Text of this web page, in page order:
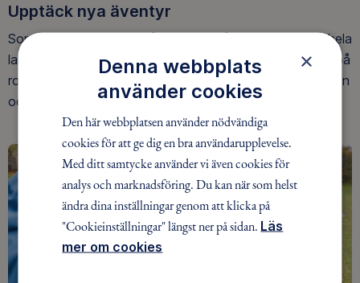
Upptäck nya äventyr
Som medlem har du tillgång till alla våra äventyr, över hela
landet. Våra ideella ledare guidar barn, unga och vuxna på
roliga och trygga äventyr i skogen, på vattnet, snön, isen
och på fjället.
×
Denna webbplats
använder cookies
Den här webbplatsen använder nödvändiga
cookies för att ge dig en bra användarupplevelse.
Med ditt samtycke använder vi även cookies för
analys och marknadsföring. Du kan när som helst
ändra dina inställningar genom att klicka på
"Cookieinställningar" längst ner på sidan. Läs
mer om cookies